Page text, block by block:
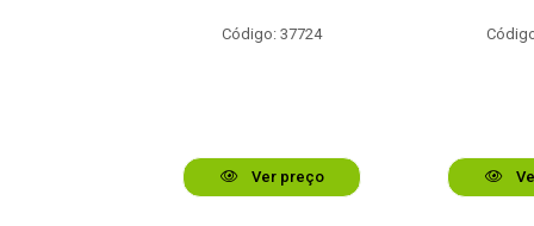
Código: 37724
Ver preço